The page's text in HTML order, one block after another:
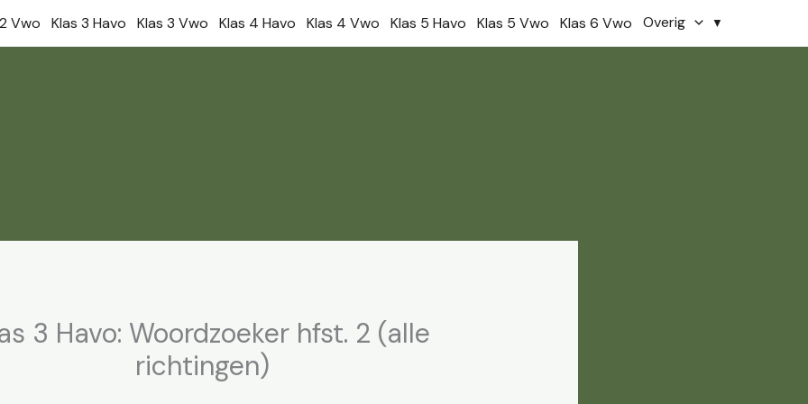
Vwo Klas 3 Havo Klas 3 Vwo Klas 4 Havo Klas 4 Vwo Klas 5 Havo Klas 5 Vwo Klas 6 Vwo Overig
3 Havo: Woordzoeker hfst. 2 (alle
richtingen)